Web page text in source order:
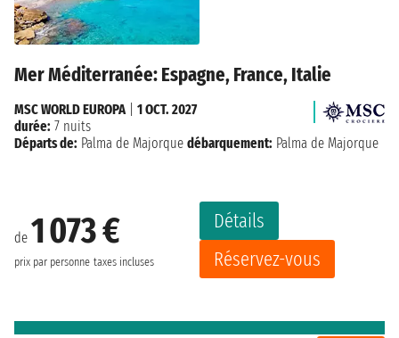
Mer Méditerranée: Espagne, France, Italie
de 1 073 €
prix par personne taxes incluses
Détails
Réservez-vous
MSC WORLD EUROPA
1 OCT. 2027
durée: 7 nuits
Départs de: Palma de Majorque débarquement: Palma de Majorque